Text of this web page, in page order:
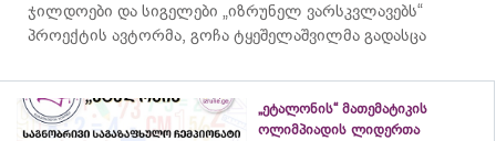
ჯილდოები და სიგელები „იზრუნელ ვარსკვლავებს“
პროექტის ავტორმა, გოჩა ტყეშელაშვილმა გადასცა
„ეტალონის“ მათემატიკის
ოლიმპიადის ლიდერთა